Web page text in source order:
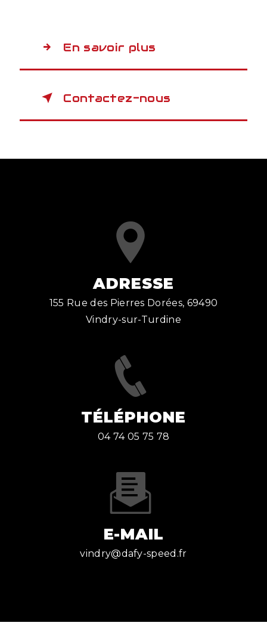
En savoir plus
Contactez-nous
ADRESSE
155 Rue des Pierres Dorées, 69490
Vindry-sur-Turdine
TÉLÉPHONE
04 74 05 75 78
E-MAIL
vindry@dafy-speed.fr